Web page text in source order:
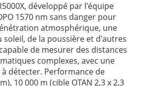
développé par l'équipe
1570 nm sans danger pour
atmosphérique, une
de la poussière et d'autres
de mesurer des distances
complexes, avec une
détecter. Performance de
10 000 m (cible OTAN 2,3 x 2,3